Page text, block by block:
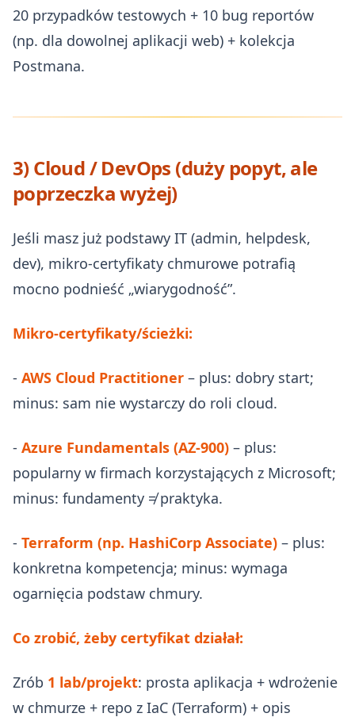
20 przypadków testowych + 10 bug reportów
(np. dla dowolnej aplikacji web) + kolekcja
Postmana.
3) Cloud / DevOps (duży popyt, ale
poprzeczka wyżej)
Jeśli masz już podstawy IT (admin, helpdesk,
dev), mikro‑certyfikaty chmurowe potrafią
mocno podnieść „wiarygodność”.
Mikro‑certyfikaty/ścieżki:
- AWS Cloud Practitioner – plus: dobry start;
minus: sam nie wystarczy do roli cloud.
- Azure Fundamentals (AZ-900) – plus:
popularny w firmach korzystających z Microsoft;
minus: fundamenty ≠ praktyka.
- Terraform (np. HashiCorp Associate) – plus:
konkretna kompetencja; minus: wymaga
ogarnięcia podstaw chmury.
Co zrobić, żeby certyfikat działał:
Zrób 1 lab/projekt: prosta aplikacja + wdrożenie
w chmurze + repo z IaC (Terraform) + opis